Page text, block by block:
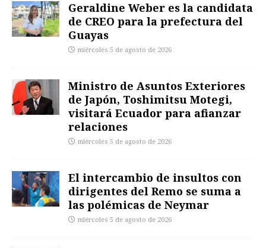
Geraldine Weber es la candidata
de CREO para la prefectura del
Guayas
miércoles 5 de agosto de 2026
Ministro de Asuntos Exteriores
de Japón, Toshimitsu Motegi,
visitará Ecuador para afianzar
relaciones
miércoles 5 de agosto de 2026
El intercambio de insultos con
dirigentes del Remo se suma a
las polémicas de Neymar
miércoles 5 de agosto de 2026